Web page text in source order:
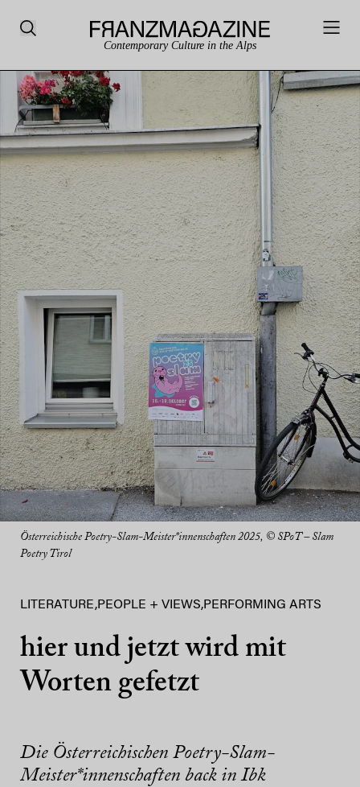
Contemporary Culture in the Alps
LITERATURE,PEOPLE + VIEWS,PERFORMING ARTS
hier und jetzt wird mit
Worten gefetzt
Die Österreichischen Poetry-Slam-
Meister*innenschaften back in Ibk
Österreichische Poetry-Slam-Meister*innenschaften 2025, © SPoT – Slam
Poetry Tirol